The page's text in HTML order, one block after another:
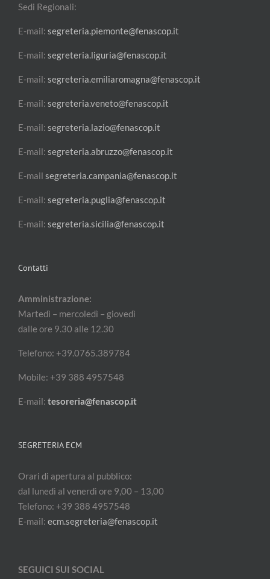
Sedi Regionali:
E-mail: segreteria.piemonte@fenascop.it
E-mail: segreteria.liguria@fenascop.it
E-mail: segreteria.emiliaromagna@fenascop.it
E-mail: segreteria.veneto@fenascop.it
E-mail: segreteria.lazio@fenascop.it
E-mail: segreteria.abruzzo@fenascop.it
E-mail segreteria.campania@fenascop.it
E-mail: segreteria.puglia@fenascop.it
E-mail: segreteria.sicilia@fenascop.it
Contatti
Amministrazione:
Martedì – mercoledì – giovedì
dalle ore 9.30 alle 12.30
Telefono: +39.0765.389784
Mobile: +39 388 4957548
E-mail: tesoreria@fenascop.it
SEGRETERIA ECM
Orari di apertura al pubblico:
dal lunedì al venerdì ore 9,00 – 13,00
Telefono: +39 388 4957548
E-mail: ecm.segreteria@fenascop.it
SEGUICI SUI SOCIAL